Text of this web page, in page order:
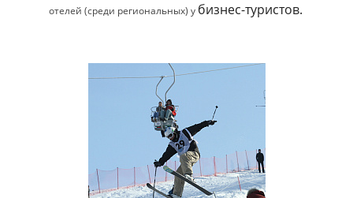
отелей (среди региональных) у бизнес-туристов.